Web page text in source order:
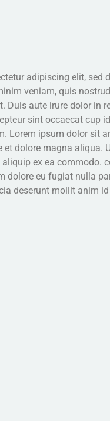
adipiscing elit,
veniam, quis
Duis aute irure dolor in
sint occaecat cup
Lorem ipsum dolor sit
dolore magna aliqua.
ex ea commodo.
dolore eu fugiat nulla
deserunt mollit anim